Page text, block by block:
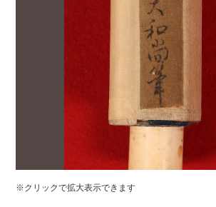
※クリックで拡大表示できます